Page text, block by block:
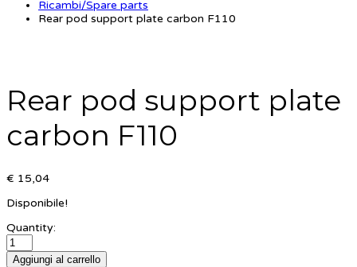
Ricambi/Spare parts
Rear pod support plate carbon F110
Rear pod support plate
carbon F110
€ 15,04
Disponibile!
Quantity:
Aggiungi al carrello